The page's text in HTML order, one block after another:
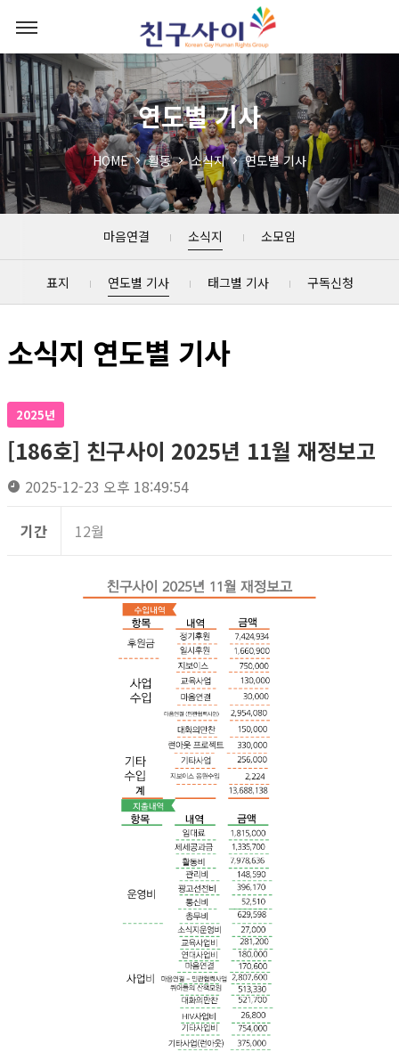
연도별 기사
HOME 활동 소식지 연도별 기사
마음연결 소식지 소모임
표지 연도별 기사 태그별 기사 구독신청
소식지 연도별 기사
2025년
[186호] 친구사이 2025년 11월 재정보고
2025-12-23 오후 18:49:54
기간 12월